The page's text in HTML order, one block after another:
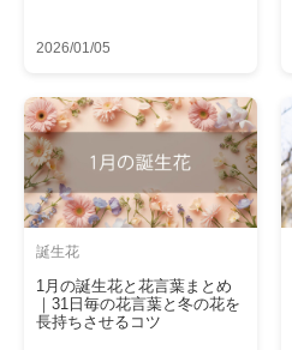
2026/01/05
誕生花
1月の誕生花と花言葉まとめ
｜31日毎の花言葉と冬の花を
長持ちさせるコツ